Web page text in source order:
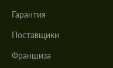
Гарантия
Поставщики
Франшиза